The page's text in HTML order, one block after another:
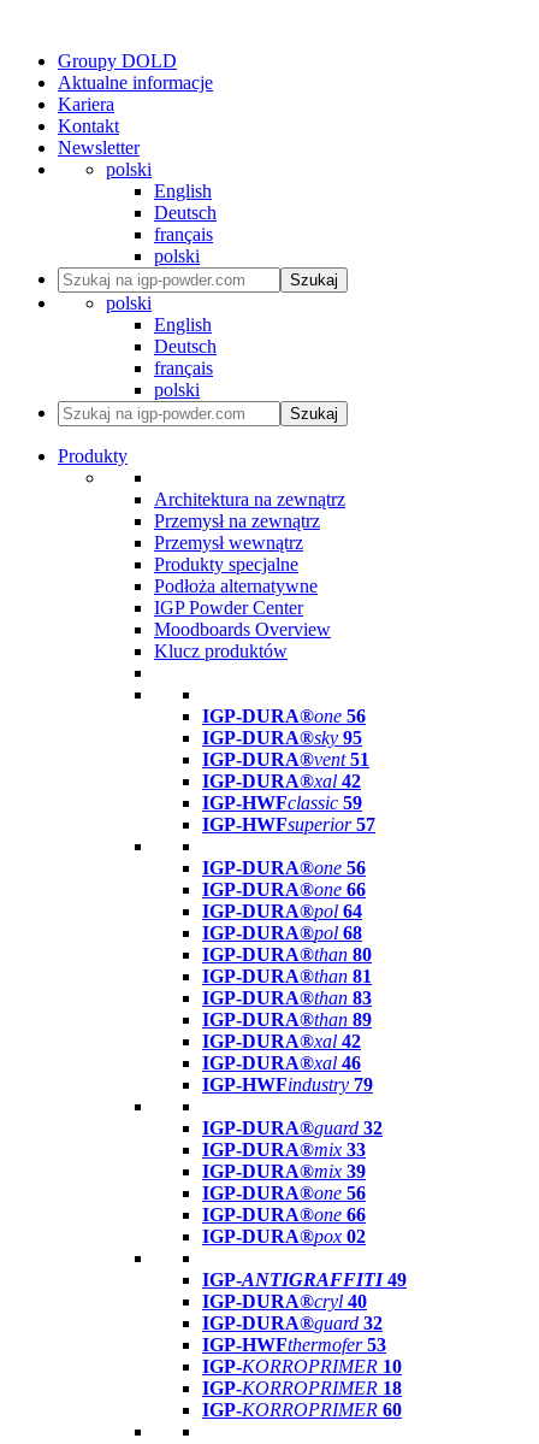
Groupy DOLD
Aktualne informacje
Kariera
Kontakt
Newsletter
polski
English
Deutsch
français
polski
Szukaj
polski
English
Deutsch
français
polski
Szukaj
Produkty
Architektura na zewnątrz
Przemysł na zewnątrz
Przemysł wewnątrz
Produkty specjalne
Podłoża alternatywne
IGP Powder Center
Moodboards Overview
Klucz produktów
IGP-DURA®one 56
IGP-DURA®sky 95
IGP-DURA®vent 51
IGP-DURA®xal 42
IGP-HWFclassic 59
IGP-HWFsuperior 57
IGP-DURA®one 56
IGP-DURA®one 66
IGP-DURA®pol 64
IGP-DURA®pol 68
IGP-DURA®than 80
IGP-DURA®than 81
IGP-DURA®than 83
IGP-DURA®than 89
IGP-DURA®xal 42
IGP-DURA®xal 46
IGP-HWFindustry 79
IGP-DURA®guard 32
IGP-DURA®mix 33
IGP-DURA®mix 39
IGP-DURA®one 56
IGP-DURA®one 66
IGP-DURA®pox 02
IGP-ANTIGRAFFITI49
IGP-DURA®cryl 40
IGP-DURA®guard 32
IGP-HWFthermofer 53
IGP-KORROPRIMER 10
IGP-KORROPRIMER 18
IGP-KORROPRIMER 60